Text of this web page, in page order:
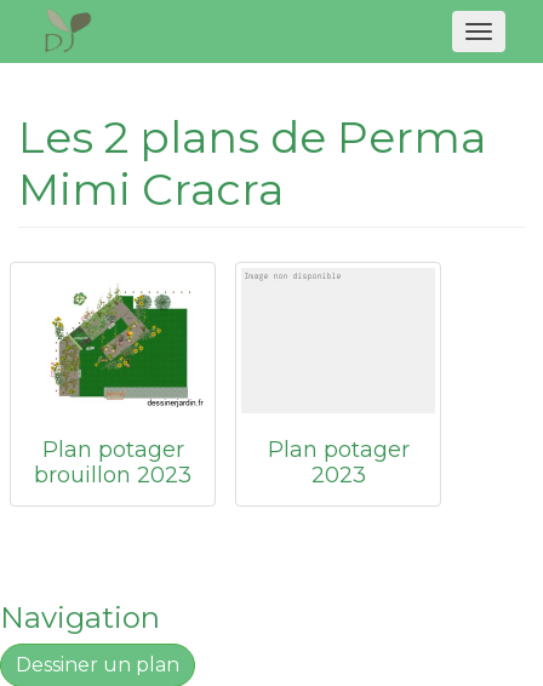
Les 2 plans de Perma
Mimi Cracra
Plan potager
brouillon 2023
Plan potager
2023
Navigation
Dessiner un plan